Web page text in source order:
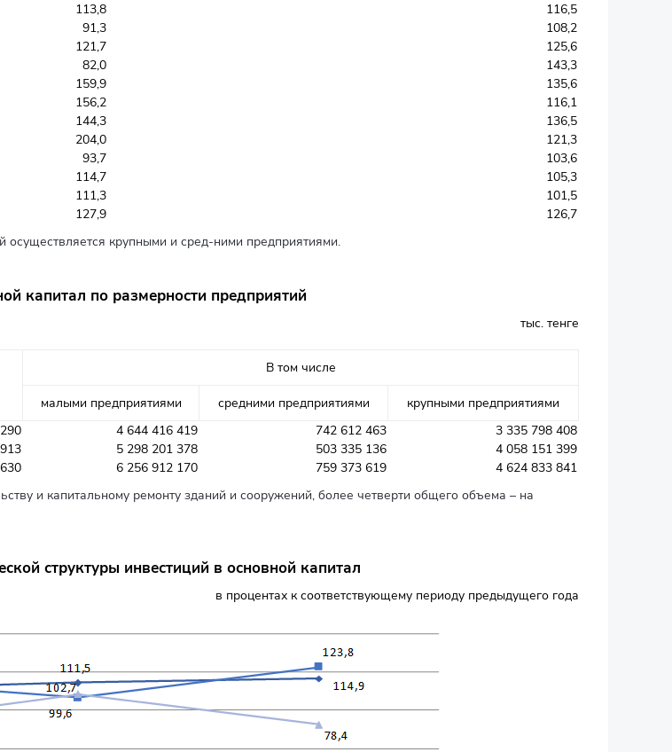
113,8
116,5
91,3
108,2
121,7
125,6
82,0
143,3
159,9
135,6
156,2
116,1
144,3
136,5
204,0
121,3
93,7
103,6
114,7
105,3
111,3
101,5
127,9
126,7
крупными и сред-ними предприятиями.
капитал по размерности предприятий
тыс. тенге
В том числе
малыми предприятиями средними предприятиями
крупными предприятиями
4 644 416 419 742 612 463
3 335 798 408
5 298 201 378 503 335 136
4 058 151 399
6 256 912 170 759 373 619
4 624 833 841
и капитальному ремонту зданий и сооружений, более четверти общего объема – на
структуры инвестиций в основной капитал
в процентах к соответствующему периоду предыдущего года